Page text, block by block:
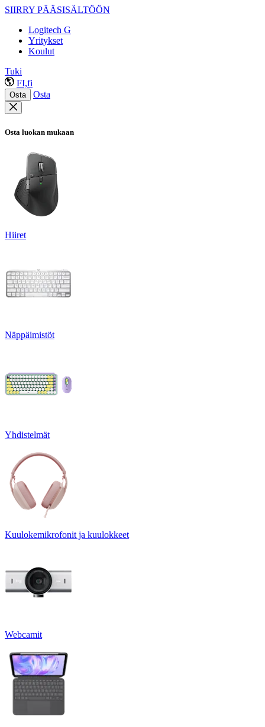
SIIRRY PÄÄSISÄLTÖÖN
Logitech G
Yritykset
Koulut
Tuki
FI,fi
Osta Osta
Osta luokan mukaan
Hiiret
Näppäimistöt
Yhdistelmät
Kuulokemikrofonit ja kuulokkeet
Webcamit